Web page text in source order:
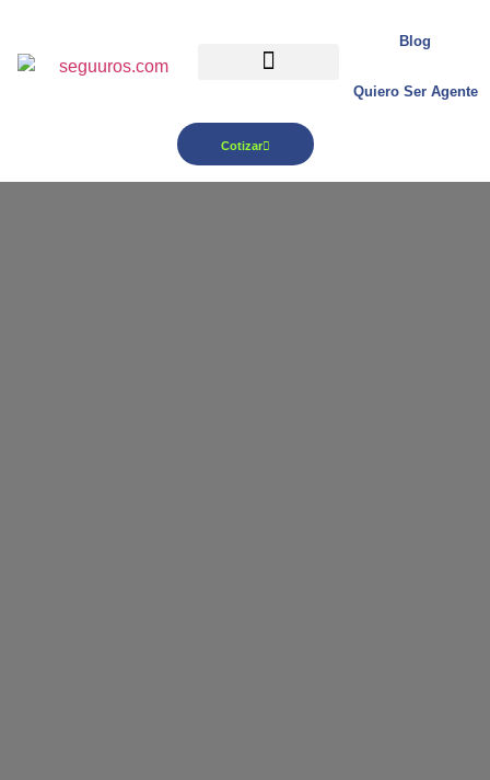
Blog
Quiero Ser Agente
Cotizar